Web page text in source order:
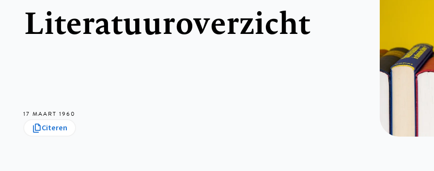
Literatuuroverzicht
17 MAART 1960
Citeren